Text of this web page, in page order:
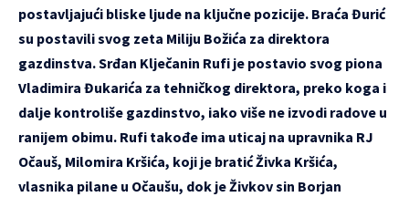
postavljajući bliske ljude na ključne pozicije. Braća Đurić
su postavili svog zeta Miliju Božića za direktora
gazdinstva. Srđan Klječanin Rufi je postavio svog piona
Vladimira Đukarića za tehničkog direktora, preko koga i
dalje kontroliše gazdinstvo, iako više ne izvodi radove u
ranijem obimu. Rufi takođe ima uticaj na upravnika RJ
Očauš, Milomira Kršića, koji je bratić Živka Kršića,
vlasnika pilane u Očaušu, dok je Živkov sin Borjan